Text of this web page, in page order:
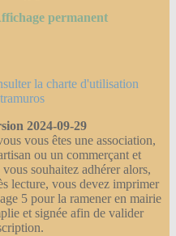
permanent
la charte d'utilisation
2024-09-29
vous êtes une association,
ou un commerçant et
vous souhaitez adhérer alors,
lecture, vous devez imprimer
5 pour la ramener en mairie
et signée afin de valider